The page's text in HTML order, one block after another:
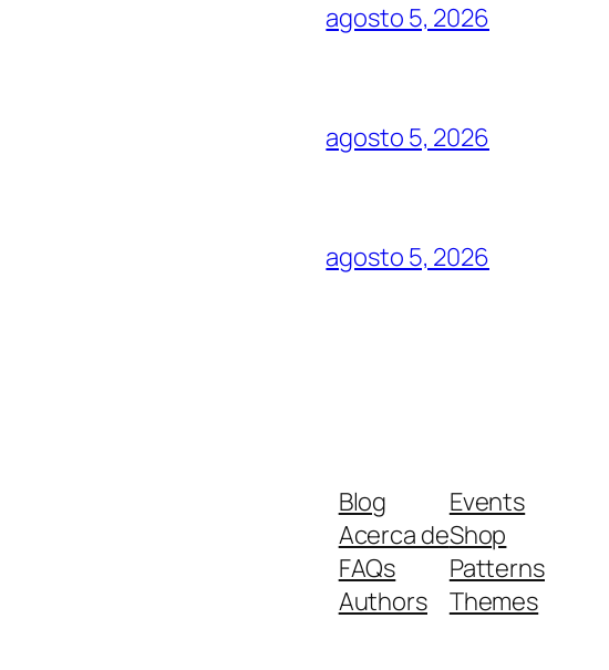
agosto 5, 2026
agosto 5, 2026
agosto 5, 2026
Blog
Acerca de
FAQs
Authors
Events
Shop
Patterns
Themes